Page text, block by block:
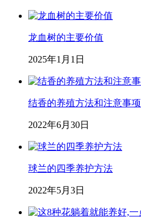
龙血树的主要价值
2025年1月1日
结香的养殖方法和注意事项
2022年6月30日
球兰的四季养护方法
2022年5月3日